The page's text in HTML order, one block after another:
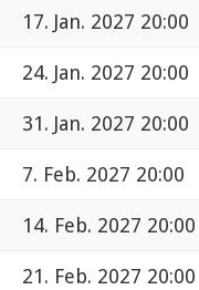
17. Jan. 2027 20:00
24. Jan. 2027 20:00
31. Jan. 2027 20:00
7. Feb. 2027 20:00
14. Feb. 2027 20:00
21. Feb. 2027 20:00